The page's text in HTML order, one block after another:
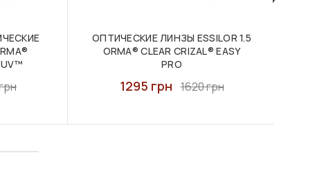
UV™
ОПТИЧЕСКИЕ ЛИНЗЫ ESSILOR 1.5
ORMA® CLEAR CRIZAL® EASY
PRO
1295 грн 1620 грн